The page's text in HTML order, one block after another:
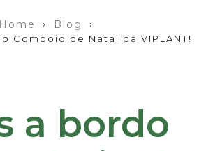
Home › Blog
›
Comboio de Natal da VIPLANT!
a bordo